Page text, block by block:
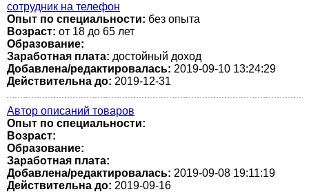
сотрудник на телефон
Опыт по специальности: без опыта
Возраст: от 18 до 65 лет
Образование:
Заработная плата: достойный доход
Добавлена/редактировалась: 2019-09-10 13:24:29
Действительна до: 2019-12-31
Автор описаний товаров
Опыт по специальности:
Возраст:
Образование:
Заработная плата:
Добавлена/редактировалась: 2019-09-08 19:11:19
Действительна до: 2019-09-16